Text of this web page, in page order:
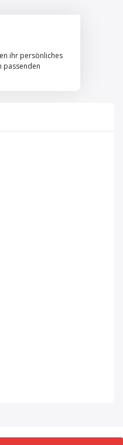
ihr persönliches
passenden